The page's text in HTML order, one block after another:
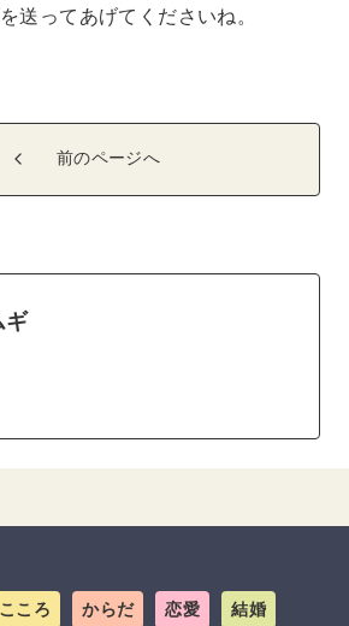
送ってあげてくださいね。
前のページへ
ギ
こころ からだ 恋愛 結婚